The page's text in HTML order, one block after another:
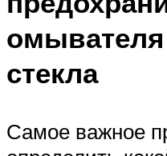
стекла
Самое важное